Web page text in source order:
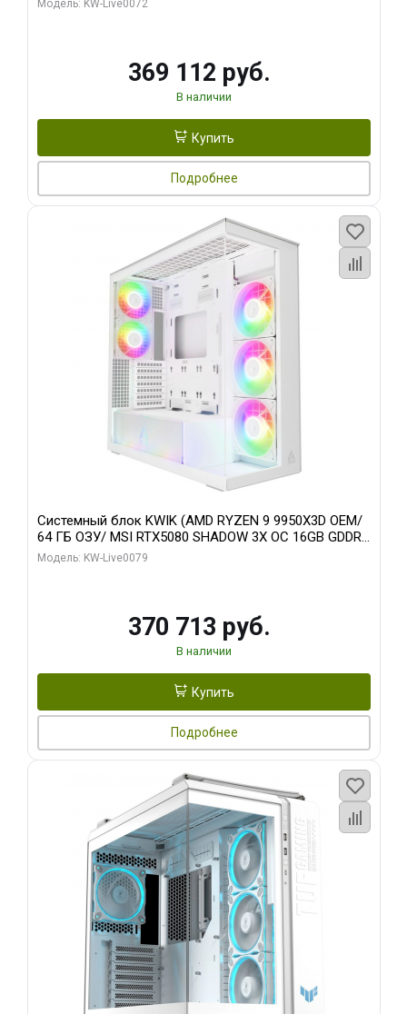
Модель: KW-Live0072
369 112 руб.
В наличии
Купить
Подробнее
Системный блок KWIK (AMD RYZEN 9 9950X3D OEM/
64 ГБ ОЗУ/ MSI RTX5080 SHADOW 3X OC 16GB GDDR7
256bit 3xDP HDMI/ 960 ГБ SSD)
Модель: KW-Live0079
370 713 руб.
В наличии
Купить
Подробнее